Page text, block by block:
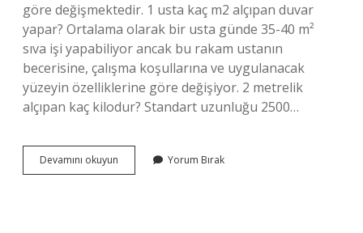
göre değişmektedir. 1 usta kaç m2 alçıpan duvar
yapar? Ortalama olarak bir usta günde 35-40 m²
sıva işi yapabiliyor ancak bu rakam ustanın
becerisine, çalışma koşullarına ve uygulanacak
yüzeyin özelliklerine göre değişiyor. 2 metrelik
alçıpan kaç kilodur? Standart uzunluğu 2500…
Devamını okuyun
Tabaka
Yorum Bırak